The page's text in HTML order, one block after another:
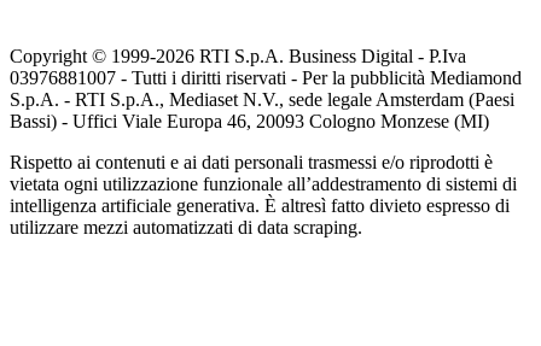
Copyright © 1999-2026 RTI S.p.A. Business Digital - P.Iva
03976881007 - Tutti i diritti riservati - Per la pubblicità Mediamond
S.p.A. - RTI S.p.A., Mediaset N.V., sede legale Amsterdam (Paesi
Bassi) - Uffici Viale Europa 46, 20093 Cologno Monzese (MI)
Rispetto ai contenuti e ai dati personali trasmessi e/o riprodotti è
vietata ogni utilizzazione funzionale all’addestramento di sistemi di
intelligenza artificiale generativa. È altresì fatto divieto espresso di
utilizzare mezzi automatizzati di data scraping.